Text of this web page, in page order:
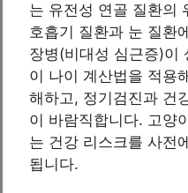
는 유전성 연골 질환의
호흡기 질환과 눈 질환
장병(비대성 심근증)이
이 나이 계산법을 적용
해하고, 정기검진과 건
이 바람직합니다. 고양
는 건강 리스크를 사전
됩니다.